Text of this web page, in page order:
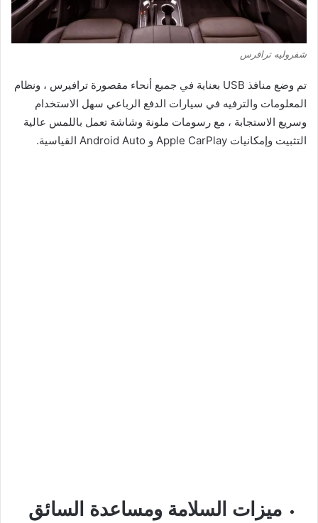
شفروليه ترافرس
تم وضع منافذ USB بعناية في جميع أنحاء مقصورة ترافيرس ، ونظام
المعلومات والترفيه في سيارات الدفع الرباعي سهل الاستخدام
وسريع الاستجابة ، مع رسومات ملونة وشاشة تعمل باللمس عالية
التثبيت وإمكانيات Apple CarPlay و Android Auto القياسية.
ميزات السلامة ومساعدة السائق